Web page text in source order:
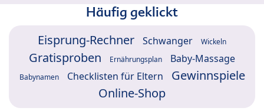
Häufig geklickt
Eisprung-Rechner Schwanger Wickeln
Gratisproben Ernährungsplan Baby-Massage
Babynamen Checklisten für Eltern
Gewinnspiele
Online-Shop